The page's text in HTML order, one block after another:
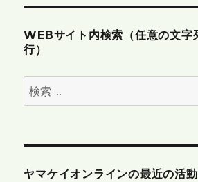
WEBサイト内検索（任意の文字
行）
検
索:
ヤマケイオンラインの最近の活